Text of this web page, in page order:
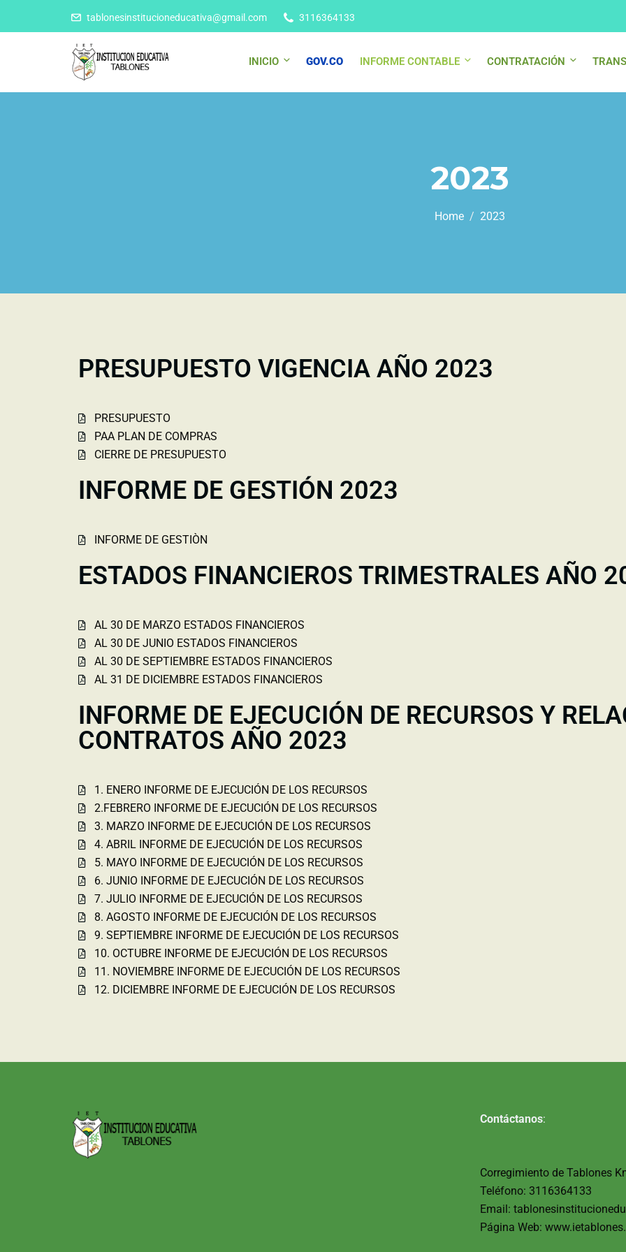
tablonesinstitucioneducativa@gmail.com 3116364133
INICIO GOV.CO INFORME CONTABLE CONTRATACIÓN
2023
Home 2023
PRESUPUESTO VIGENCIA AÑO 2023
PRESUPUESTO
PAA PLAN DE COMPRAS
CIERRE DE PRESUPUESTO
INFORME DE GESTIÓN 2023
INFORME DE GESTIÒN
ESTADOS FINANCIEROS TRIMESTRALES AÑO
AL 30 DE MARZO ESTADOS FINANCIEROS
AL 30 DE JUNIO ESTADOS FINANCIEROS
AL 30 DE SEPTIEMBRE ESTADOS FINANCIEROS
AL 31 DE DICIEMBRE ESTADOS FINANCIEROS
INFORME DE EJECUCIÓN DE RECURSOS Y
CONTRATOS AÑO 2023
1. ENERO INFORME DE EJECUCIÓN DE LOS RECURSOS
2.FEBRERO INFORME DE EJECUCIÓN DE LOS RECURSOS
3. MARZO INFORME DE EJECUCIÓN DE LOS RECURSOS
4. ABRIL INFORME DE EJECUCIÓN DE LOS RECURSOS
5. MAYO INFORME DE EJECUCIÓN DE LOS RECURSOS
6. JUNIO INFORME DE EJECUCIÓN DE LOS RECURSOS
7. JULIO INFORME DE EJECUCIÓN DE LOS RECURSOS
8. AGOSTO INFORME DE EJECUCIÓN DE LOS RECURSOS
9. SEPTIEMBRE INFORME DE EJECUCIÓN DE LOS RECURSOS
10. OCTUBRE INFORME DE EJECUCIÓN DE LOS RECURSOS
11. NOVIEMBRE INFORME DE EJECUCIÓN DE LOS RECURSOS
12. DICIEMBRE INFORME DE EJECUCIÓN DE LOS RECURSOS
Contáctanos:
Corregimiento de Tablones
Teléfono: 3116364133
Email:
Página Web: